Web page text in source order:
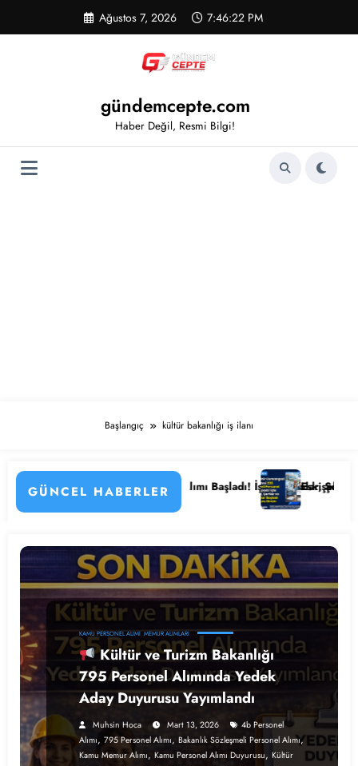
Ağustos 7, 2026 7:46:23 PM
gündemcepte.com
Haber Değil, Resmi Bilgi!
Başlangıç kültür bakanlığı iş ilanı
GÜNCEL HABERLER
Detayları
Hastanesi Personel Alımı Başladı! İşte Kadrolar, Şehirler ve
Eskişehir Osmangazi
KAMU PERSONEL ALIMI MEMUR ALIMLARI
Kültür ve Turizm Bakanlığı
795 Personel Alımında Yedek
Aday Duyurusu Yayımlandı
Muhsin Hoca Mart 13, 2026
4b Personel
Alımı, 795 Personel Alımı, Bakanlık Sözleşmeli Personel Alımı,
Kamu Memur Alımı, Kamu Personel Alımı Duyurusu, Kültür